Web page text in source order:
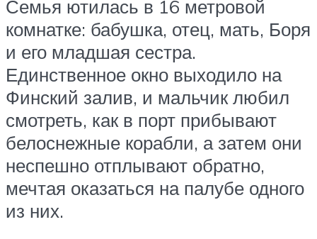
Семья ютилась в 16 метровой
комнатке: бабушка, отец, мать, Боря
и его младшая сестра.
Единственное окно выходило на
Финский залив, и мальчик любил
смотреть, как в порт прибывают
белоснежные корабли, а затем они
неспешно отплывают обратно,
мечтая оказаться на палубе одного
из них.